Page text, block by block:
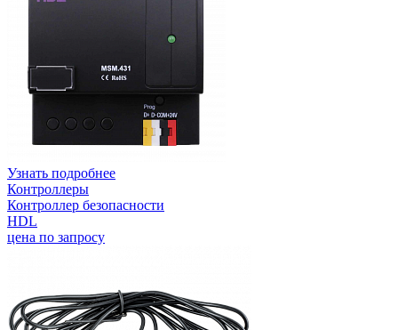
Узнать подробнее
Контроллеры
Контроллер безопасности
HDL
цена по запросу